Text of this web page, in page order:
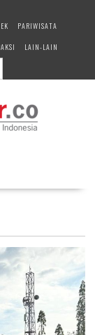
PARIWISATA
LAIN-LAIN